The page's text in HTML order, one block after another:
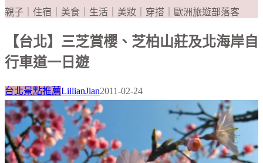
親子｜住宿｜美食｜生活｜美妝｜穿搭｜歐洲旅遊部落客
【台北】三芝賞櫻、芝柏山莊及北海岸自
行車道一日遊
台北景點推薦LillianJian2011-02-24